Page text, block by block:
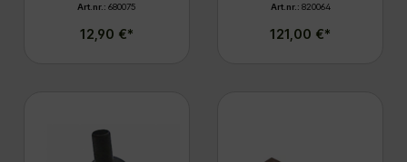
Art.nr.: 680075
12,90 €*
Art.nr.: 820064
121,00 €*